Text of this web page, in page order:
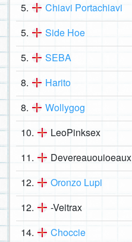
5. Chiavi Portachiavi
5. Side Hoe
5. SEBA
8. Harito
8. Wollygog
10. LeoPinksex
11. Devereauouioeaux
12. Oronzo Lupi
12. -Veitrax
14. Choccie